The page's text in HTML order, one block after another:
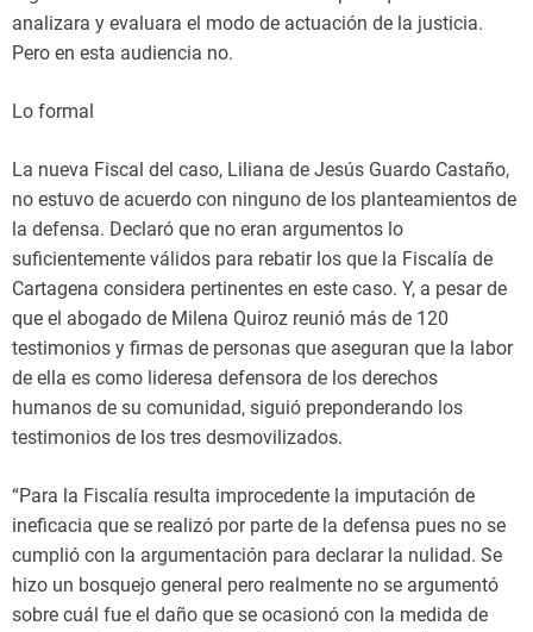
analizara y evaluara el modo de actuación de la justicia.
Pero en esta audiencia no.
Lo formal
La nueva Fiscal del caso, Liliana de Jesús Guardo Castaño,
no estuvo de acuerdo con ninguno de los planteamientos de
la defensa. Declaró que no eran argumentos lo
suficientemente válidos para rebatir los que la Fiscalía de
Cartagena considera pertinentes en este caso. Y, a pesar de
que el abogado de Milena Quiroz reunió más de 120
testimonios y firmas de personas que aseguran que la labor
de ella es como lideresa defensora de los derechos
humanos de su comunidad, siguió preponderando los
testimonios de los tres desmovilizados.
“Para la Fiscalía resulta improcedente la imputación de
ineficacia que se realizó por parte de la defensa pues no se
cumplió con la argumentación para declarar la nulidad. Se
hizo un bosquejo general pero realmente no se argumentó
sobre cuál fue el daño que se ocasionó con la medida de